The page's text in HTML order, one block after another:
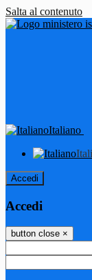
Salta al contenuto
Italiano
Accedi
Accedi
button close ×